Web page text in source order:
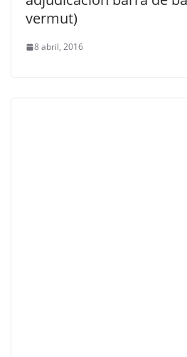
vermut)
8 abril, 2016